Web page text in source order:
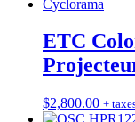
ETC
$2,800.00 +